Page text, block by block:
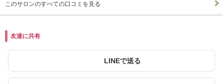
このサロンのすべての口コミを見る
友達に共有
LINEで送る